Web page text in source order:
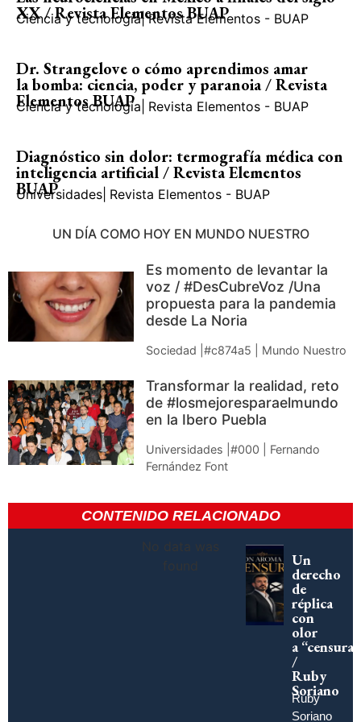
XX / Revista Elementos BUAP
Ciencia y tecnología| Revista Elementos - BUAP
Dr. Strangelove o cómo aprendimos amar
la bomba: ciencia, poder y paranoia / Revista
Elementos BUAP
Ciencia y tecnología Revista Elementos - BUAP
Diagnóstico sin dolor: termografía médica con
inteligencia artificial / Revista Elementos
BUAP
Universidades Revista Elementos - BUAP
UN DÍA COMO HOY EN MUNDO NUESTRO
Es momento de levantar la
voz / #DesCubreVoz /Una
propuesta para la pandemia
desde La Noria
Sociedad |#c874a5 | Mundo Nuestro
Transformar la realidad, reto
de #losmejoresparaelmundo
en la Ibero Puebla
Universidades |#000 | Fernando
Fernández Font
CONTENIDO RELACIONADO
No data was
found
Un
derecho
de
réplica
con
olor
a “censura”
/
Ruby
Soriano
Ruby
Soriano